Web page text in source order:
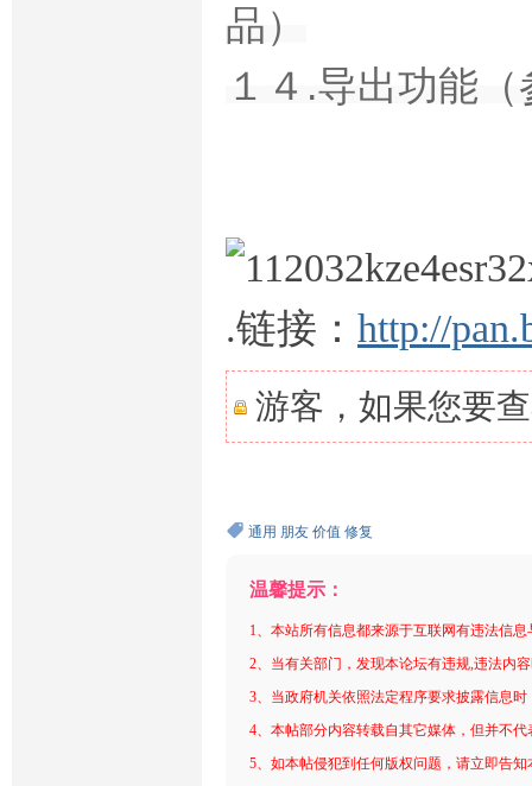
品）
１４.导出功能
.链接： http://
游客，如果您要
通用 朋友 价值 修复
温馨提示：
1、本站所有信息都来源于互联网有违法信
2、当有关部门，发现本论坛有违规,违法内
3、当政府机关依照法定程序要求披露信息
4、本帖部分内容转载自其它媒体，但并不
5、如本帖侵犯到任何版权问题，请立即告